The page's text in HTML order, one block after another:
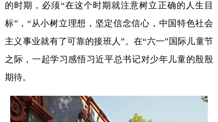
学术中国 乡村振兴 银龄 溯源中国
的时期，必须“在这个时期就注意树立正确的人生目
标”，“从小树立理想，坚定信念信心，中国特色社会
主义事业就有了可靠的接班人”。在“六一”国际儿童节
之际，一起学习感悟习近平总书记对少年儿童的殷殷
期待。